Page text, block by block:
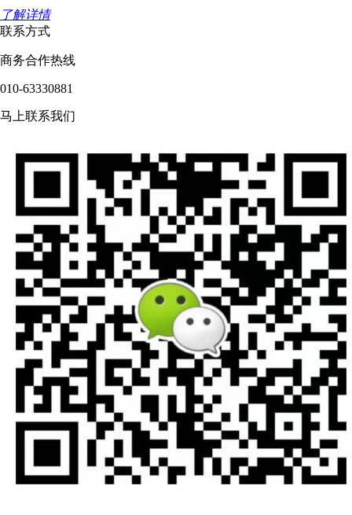
了解详情
联系方式
商务合作热线
010-63330881
马上联系我们